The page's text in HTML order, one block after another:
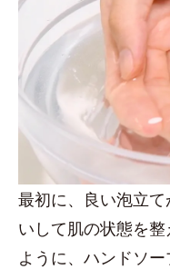
最初に、良い泡立
いして肌の状態を
ように、ハンドソ